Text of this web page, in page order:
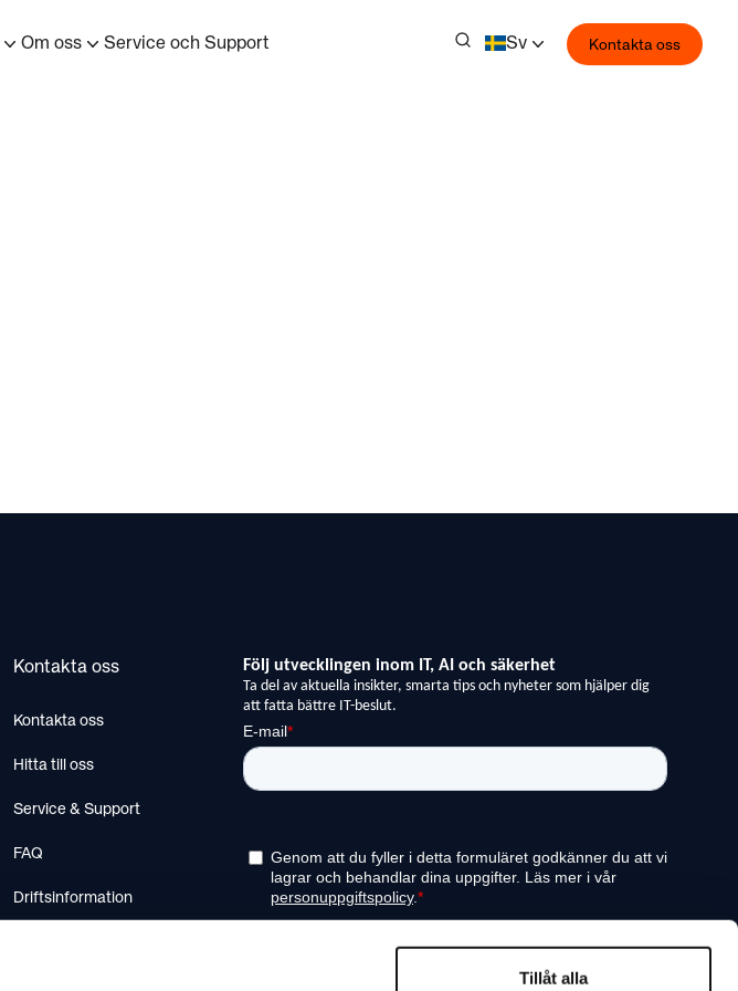
Tillåt alla
Om oss Service och Support Sv Kontakta oss
Kontakta oss
Kontakta oss
Hitta till oss
Service & Support
FAQ
Driftsinformation